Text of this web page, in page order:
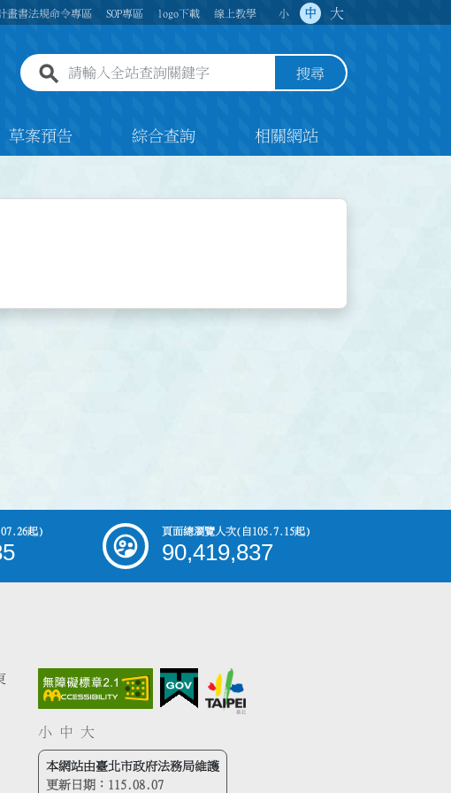
畫書法規命令專區 SOP專區 logo下載 線上教學 小 中 大
全站查詢關鍵字欄位 搜尋
草案預告 綜合查詢 相關網站
起) 頁面總瀏覽人次(自105.7.15起)
90,419,837
小 中 大
本網站由臺北市政府法務局維護
更新日期： 115.08.07